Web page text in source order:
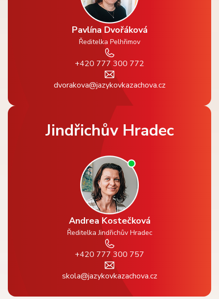
Pavlína Dvořáková
Ředitelka Pelhřimov
+420 777 300 772
dvorakova@jazykovkazachova.cz
Jindřichův Hradec
Andrea Kostečková
Ředitelka Jindřichův Hradec
+420 777 300 757
skola@jazykovkazachova.cz